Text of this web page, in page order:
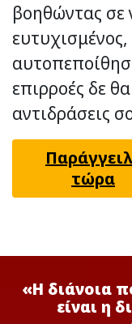
βοηθώντας σε
επιρροές δε
αντιδράσεις
τώρα
«Η διάνοια
είναι η